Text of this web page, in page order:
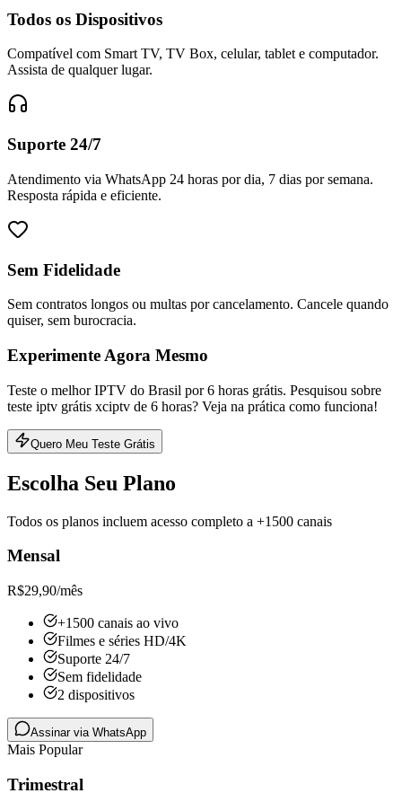
Todos os Dispositivos
Compatível com Smart TV, TV Box, celular, tablet e computador.
Assista de qualquer lugar.
Suporte 24/7
Atendimento via WhatsApp 24 horas por dia, 7 dias por semana.
Resposta rápida e eficiente.
Sem Fidelidade
Sem contratos longos ou multas por cancelamento. Cancele quando
quiser, sem burocracia.
Experimente Agora Mesmo
Teste o melhor IPTV do Brasil por 6 horas grátis. Pesquisou sobre
teste iptv grátis xciptv de 6 horas? Veja na prática como funciona!
Quero Meu Teste Grátis
Escolha Seu Plano
Todos os planos incluem acesso completo a +1500 canais
Mensal
R$29,90/mês
+1500 canais ao vivo
Filmes e séries HD/4K
Suporte 24/7
Sem fidelidade
2 dispositivos
Assinar via WhatsApp
Mais Popular
Trimestral